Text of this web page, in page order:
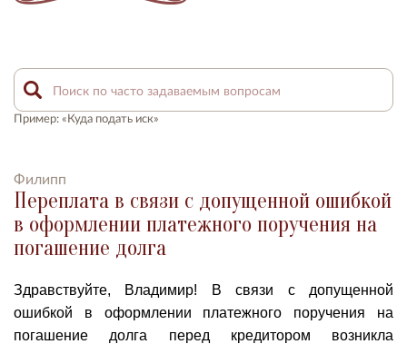
Пример: «Куда подать иск»
Филипп
Переплата в связи с допущенной ошибкой
в оформлении платежного поручения на
погашение долга
Здравствуйте, Владимир! В связи с допущенной
ошибкой в оформлении платежного поручения на
погашение долга перед кредитором возникла